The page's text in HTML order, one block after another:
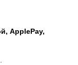
ApplePay,